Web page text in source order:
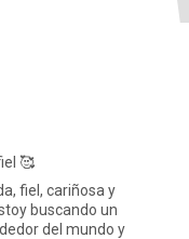
🥰
fiel, cariñosa y
buscando un
del mundo y